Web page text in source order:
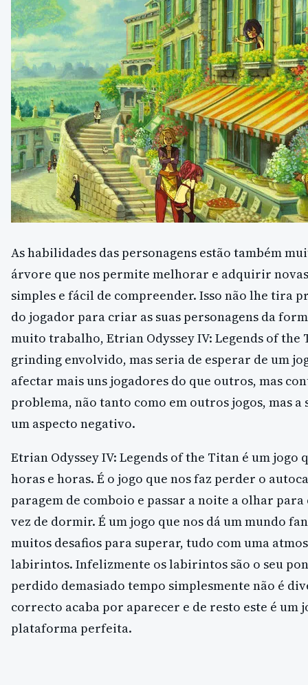
As habilidades das personagens estão também
árvore que nos permite melhorar e adquirir
simples e fácil de compreender. Isso não lhe tira
do jogador para criar as suas personagens da
muito trabalho, Etrian Odyssey IV: Legends of
grinding envolvido, mas seria de esperar de um
afectar mais uns jogadores do que outros, mas
problema, não tanto como em outros jogos, mas a
um aspecto negativo.
Etrian Odyssey IV: Legends of the Titan é um jogo
horas e horas. É o jogo que nos faz perder o
paragem de comboio e passar a noite a olhar para
vez de dormir. É um jogo que nos dá um mundo
muitos desafios para superar, tudo com uma
labirintos. Infelizmente os labirintos são o seu
perdido demasiado tempo simplesmente não é
correcto acaba por aparecer e de resto este é um
plataforma perfeita.